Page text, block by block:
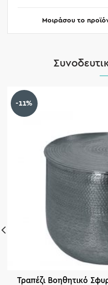
Μοιράσου το
-11%
Τραπέζι Βοηθητικό